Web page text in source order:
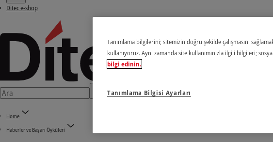
Ditec e-shop
Home
Haberler ve Başarı Öyküleri
Tanımlama bilgilerini; sitemizin doğru şekilde çalışmasını
kullanıyoruz. Aynı zamanda site kullanımınızla ilgili bilgileri;
bilgi edinin.
Tanımlama Bilgisi Ayarları